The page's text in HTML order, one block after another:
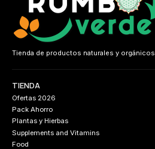
Tienda de productos naturales y orgánicos.
TIENDA
Ofertas 2026
Pack Ahorro
Plantas y Hierbas
Supplements and Vitamins
Food